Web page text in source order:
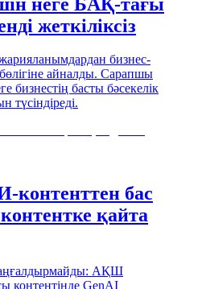
жеткіліксіз
бизнес-
айналды. Сарапшы
бизнестің басты бәсекелік
контенттен бас
қайта
АҚШ
контентінде GenAI